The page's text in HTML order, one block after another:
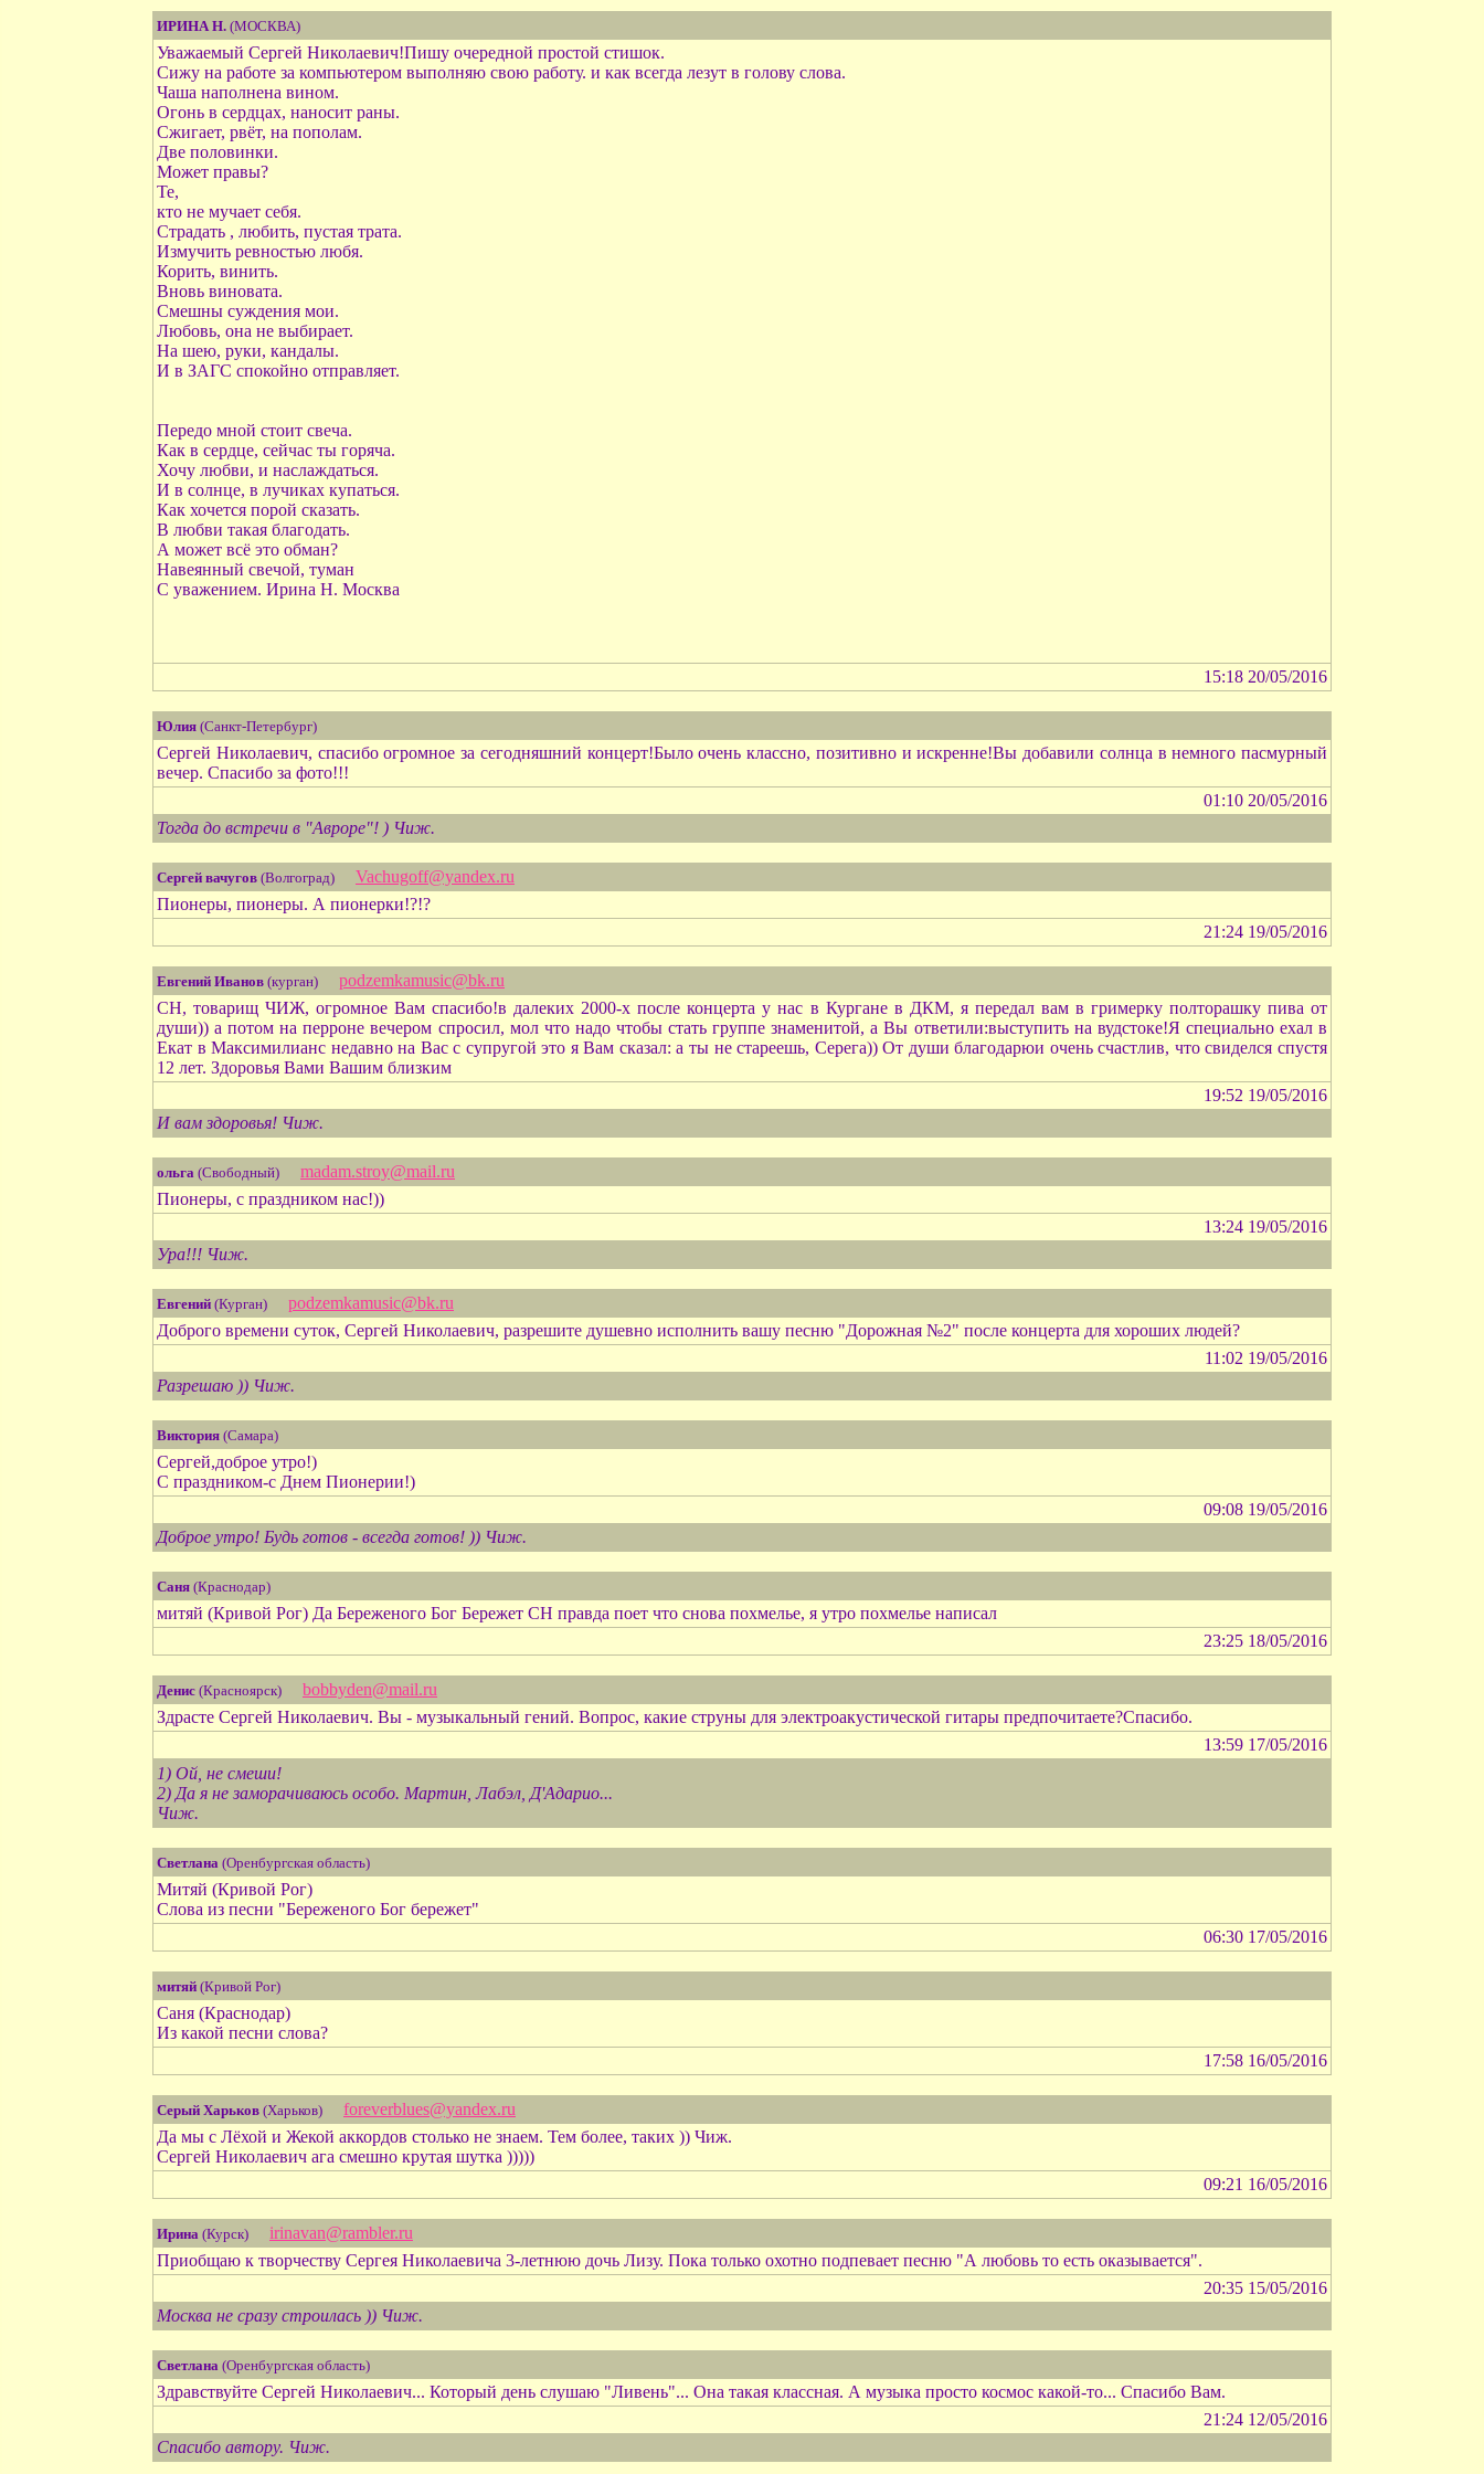
ИРИНА Н. (МОСКВА)
Уважаемый Сергей Николаевич!Пишу очередной простой стишок.
Сижу на работе за компьютером выполняю свою работу. и как всегда лезут в голову слова.
Чаша наполнена вином.
Огонь в сердцах, наносит раны.
Сжигает, рвёт, на пополам.
Две половинки.
Может правы?
Те,
кто не мучает себя.
Страдать , любить, пустая трата.
Измучить ревностью любя.
Корить, винить.
Вновь виновата.
Смешны суждения мои.
Любовь, она не выбирает.
На шею, руки, кандалы.
И в ЗАГС спокойно отправляет.
Передо мной стоит свеча.
Как в сердце, сейчас ты горяча.
Хочу любви, и наслаждаться.
И в солнце, в лучиках купаться.
Как хочется порой сказать.
В любви такая благодать.
А может всё это обман?
Навеянный свечой, туман
С уважением. Ирина Н. Москва
15:18 20/05/2016
Юлия (Санкт-Петербург)
Сергей Николаевич, спасибо огромное за сегодняшний концерт!Было очень классно, позитивно и искренне!Вы добавили солнца в немного пасмурный
вечер. Спасибо за фото!!!
01:10 20/05/2016
Тогда до встречи в "Авроре"! ) Чиж.
Сергей вачугов (Волгоград)
Vachugoff@yandex.ru
Пионеры, пионеры. А пионерки!?!?
21:24 19/05/2016
Евгений Иванов (курган)
podzemkamusic@bk.ru
СН, товарищ ЧИЖ, огромное Вам спасибо!в далеких 2000-х после концерта у нас в Кургане в ДКМ, я передал вам в гримерку полторашку пива от
души)) а потом на перроне вечером спросил, мол что надо чтобы стать группе знаменитой, а Вы ответили:выступить на вудстоке!Я специально ехал в
Екат в Максимилианс недавно на Вас с супругой это я Вам сказал: а ты не стареешь, Серега)) От души благодарюи очень счастлив, что свиделся спустя
12 лет. Здоровья Вами Вашим близким
19:52 19/05/2016
И вам здоровья! Чиж.
ольга (Свободный)
madam.stroy@mail.ru
Пионеры, с праздником нас!))
13:24 19/05/2016
Ура!!! Чиж.
Евгений (Курган)
podzemkamusic@bk.ru
Доброго времени суток, Сергей Николаевич, разрешите душевно исполнить вашу песню "Дорожная №2" после концерта для хороших людей?
11:02 19/05/2016
Разрешаю )) Чиж.
Виктория (Самара)
Сергей,доброе утро!)
С праздником-с Днем Пионерии!)
09:08 19/05/2016
Доброе утро! Будь готов - всегда готов! )) Чиж.
Саня (Краснодар)
митяй (Кривой Рог) Да Береженого Бог Бережет СН правда поет что снова похмелье, я утро похмелье написал
23:25 18/05/2016
Денис (Красноярск)
bobbyden@mail.ru
Здрасте Сергей Николаевич. Вы - музыкальный гений. Вопрос, какие струны для электроакустической гитары предпочитаете?Спасибо.
13:59 17/05/2016
1) Ой, не смеши!
2) Да я не заморачиваюсь особо. Мартин, Лабэл, Д'Адарио...
Чиж.
Светлана (Оренбургская область)
Митяй (Кривой Рог)
Слова из песни "Береженого Бог бережет"
06:30 17/05/2016
митяй (Кривой Рог)
Саня (Краснодар)
Из какой песни слова?
17:58 16/05/2016
Серый Харьков (Харьков)
foreverblues@yandex.ru
Да мы с Лёхой и Жекой аккордов столько не знаем. Тем более, таких )) Чиж.
Сергей Николаевич ага смешно крутая шутка )))))
09:21 16/05/2016
Ирина (Курск)
irinavan@rambler.ru
Приобщаю к творчеству Сергея Николаевича 3-летнюю дочь Лизу. Пока только охотно подпевает песню "А любовь то есть оказывается".
20:35 15/05/2016
Москва не сразу строилась )) Чиж.
Светлана (Оренбургская область)
Здравствуйте Сергей Николаевич... Который день слушаю "Ливень"... Она такая классная. А музыка просто космос какой-то... Спасибо Вам.
21:24 12/05/2016
Спасибо автору. Чиж.